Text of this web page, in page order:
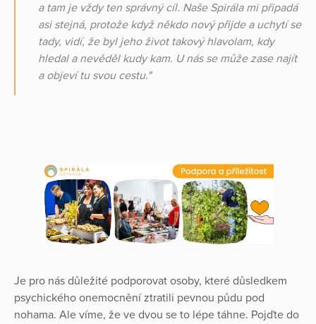
a tam je vždy ten správný cíl. Naše Spirála mi připadá
asi stejná, protože když někdo nový přijde a uchytí se
tady, vidí, že byl jeho život takový hlavolam, kdy
hledal a nevěděl kudy kam. U nás se může zase najít
a objeví tu svou cestu."
Je pro nás důležité podporovat osoby, které důsledkem
psychického onemocnění ztratili pevnou půdu pod
nohama. Ale víme, že ve dvou se to lépe táhne. Pojďte do